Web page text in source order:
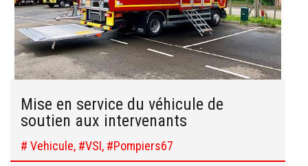
Mise en service du véhicule de
soutien aux intervenants
# Vehicule, #VSI, #Pompiers67